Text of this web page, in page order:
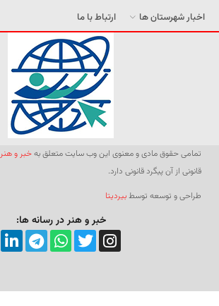
اخبار شهرستان ها
ارتباط با ما
تمامی حقوق مادی و معنوی این وب سایت متعلق بهخبر و هنر
قانونی از آن پیگرد قانونی دارد.
طراحی و توسعه توسطبیردیتا
خبر و هنر در رسانه ها: